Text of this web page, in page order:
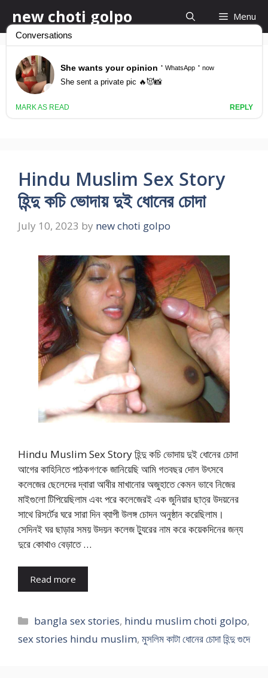
to
content
new choti golpo Menu
মুসলিম কাটা ধোনের চোদা হিন্দু
গুদে
Hindu Muslim Sex Story
হিন্দু কচি ভোদায় দুই ধোনের চোদা
July 10, 2023 by new choti golpo
Hindu Muslim Sex Story হিন্দু কচি ভোদায় দুই ধোনের চোদা
আগের কাহিনিতে পাঠকগণকে জানিয়েছি আমি গতবছর দোল উৎসবে
কলেজের ছেলেদের দ্বারা আবীর মাখানোর অজুহাতে কেমন ভাবে নিজের
মাইগুলো টিপিয়েছিলাম এবং পরে কলেজেরই এক জুনিয়ার ছাত্র উদয়নের
সাথে রিসর্টের ঘরে সারা দিন ব্যাপী উলঙ্গ চোদন অনুষ্ঠান করেছিলাম।
সেদিনই ঘর ছাড়ার সময় উদয়ন কলেজ ট্যুরের নাম করে কয়েকদিনের জন্য
দুরে কোথাও বেড়াতে …
Read more
Categories
bangla sex stories, hindu muslim choti golpo,
sex stories hindu muslim, মুসলিম কাটা ধোনের চোদা হিন্দু গুদে